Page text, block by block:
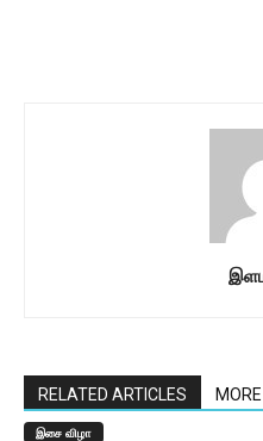
RELATED ARTICLES
இசை விழா